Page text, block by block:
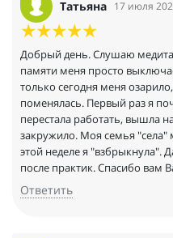
Татьяна 17 июля
Добрый день. Слушаю
памяти меня просто
только сегодня меня
поменялась. Первый раз я
перестала работать, вышла
закружило. Моя семья
этой неделе я "взбрыкнула".
после практик. Спасибо вам
Ответить